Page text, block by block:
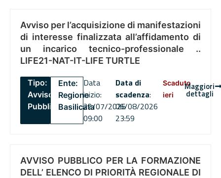
Avviso per l’acquisizione di manifestazioni
di interesse finalizzata all’affidamento di
un incarico tecnico-professionale ..
LIFE21-NAT-IT-LIFE TURTLE
Tipo:
Avviso
Pubblico
Ente:
Regione
Basilicata
Data
inizio:
22/07/2026
09:00
Data di
scadenza:
06/08/2026
23:59
Scaduto
ieri
Maggiori
dettagli
AVVISO PUBBLICO PER LA FORMAZIONE
DELL’ ELENCO DI PRIORITÀ REGIONALE DI